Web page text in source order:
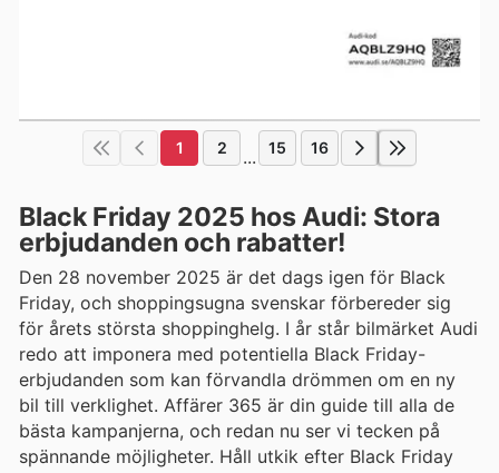
1 2 ... 15 16
Black Friday 2025 hos Audi: Stora
erbjudanden och rabatter!
Den 28 november 2025 är det dags igen för Black
Friday, och shoppingsugna svenskar förbereder sig
för årets största shoppinghelg. I år står bilmärket Audi
redo att imponera med potentiella Black Friday-
erbjudanden som kan förvandla drömmen om en ny
bil till verklighet. Affärer 365 är din guide till alla de
bästa kampanjerna, och redan nu ser vi tecken på
spännande möjligheter. Håll utkik efter Black Friday